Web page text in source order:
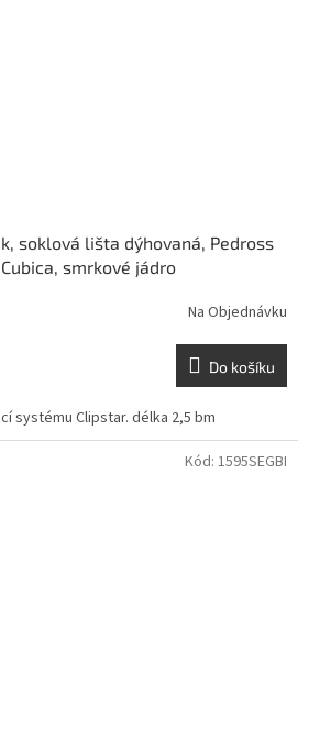
soklová lišta dýhovaná, Pedross
smrkové jádro
Na Objednávku
Do košíku
systému Clipstar. délka 2,5 bm
Kód: 1595SEGBI